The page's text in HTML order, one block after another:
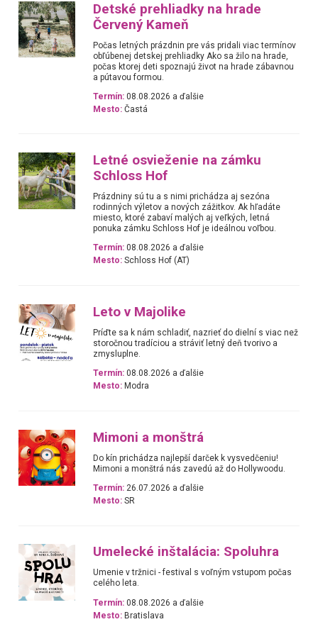
Detské prehliadky na hrade
Červený Kameň
Počas letných prázdnin pre vás pridali viac termínov
obľúbenej detskej prehliadky Ako sa žilo na hrade,
počas ktorej deti spoznajú život na hrade zábavnou
a pútavou formou.
Termín: 08.08.2026 a ďalšie
Mesto: Častá
Letné osvieženie na zámku
Schloss Hof
Prázdniny sú tu a s nimi prichádza aj sezóna
rodinných výletov a nových zážitkov. Ak hľadáte
miesto, ktoré zabaví malých aj veľkých, letná
ponuka zámku Schloss Hof je ideálnou voľbou.
Termín: 08.08.2026 a ďalšie
Mesto: Schloss Hof (AT)
Leto v Majolike
Príďte sa k nám schladiť, nazrieť do dielní s viac než
storočnou tradíciou a stráviť letný deň tvorivo a
zmysluplne.
Termín: 08.08.2026 a ďalšie
Mesto: Modra
Mimoni a monštrá
Do kín prichádza najlepší darček k vysvedčeniu!
Mimoni a monštrá nás zavedú až do Hollywoodu.
Termín: 26.07.2026 a ďalšie
Mesto: SR
Umelecké inštalácia: Spoluhra
Umenie v tržnici - festival s voľným vstupom počas
celého leta.
Termín: 08.08.2026 a ďalšie
Mesto: Bratislava